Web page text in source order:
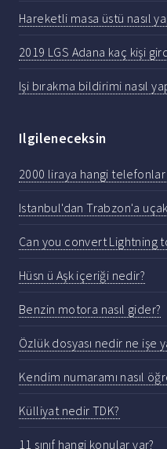
Hareketli masa üstü nasıl
2019 LGS Adana kaç kişi
Işi bırakma bildirimi nasıl
Ilgileneceksin
2000 liraya hangi telefonlar
Istanbul'dan Trabzon'a
Can you convert Lightning
Hüsn ü Aşk içeriği nedir?
Benzin motora nasıl gider?
Özlük dosyası nedir ne işe
Kendim numaramı nasıl
Külliyat nedir TDK?
11 sınıf hangi konular var?